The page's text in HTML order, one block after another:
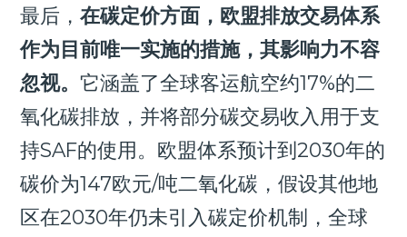
最后，在碳定价方面，欧盟排放交易体系
作为目前唯一实施的措施，其影响力不容
忽视。它涵盖了全球客运航空约17%的二
氧化碳排放，并将部分碳交易收入用于支
持SAF的使用。欧盟体系预计到2030年的
碳价为147欧元/吨二氧化碳，假设其他地
区在2030年仍未引入碳定价机制，全球